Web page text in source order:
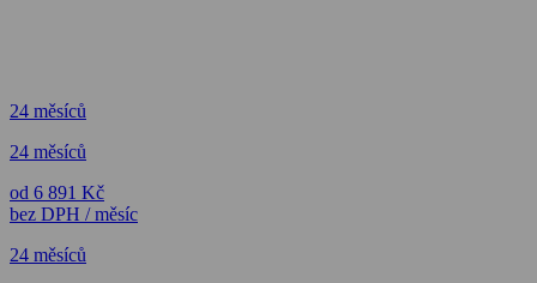
24 měsíců
24 měsíců
od 6 891 Kč
bez DPH / měsíc
24 měsíců